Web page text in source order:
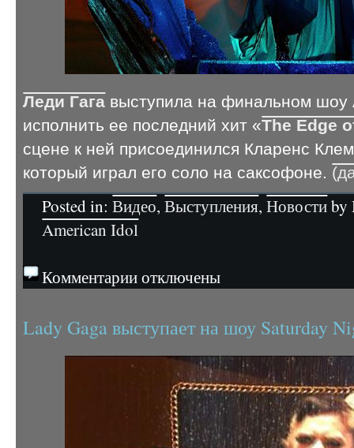
Леди Гага выступила на финальном шоу
исполнить ее последний хит «The Edge
сцене к ней присоединился Кларенс
который играл его соло на саксофоне.
Posted in:Видео,Выступления,Новостиby
American Idol
Комментарии отключены
Lady Gaga выступает на шоу Saturday